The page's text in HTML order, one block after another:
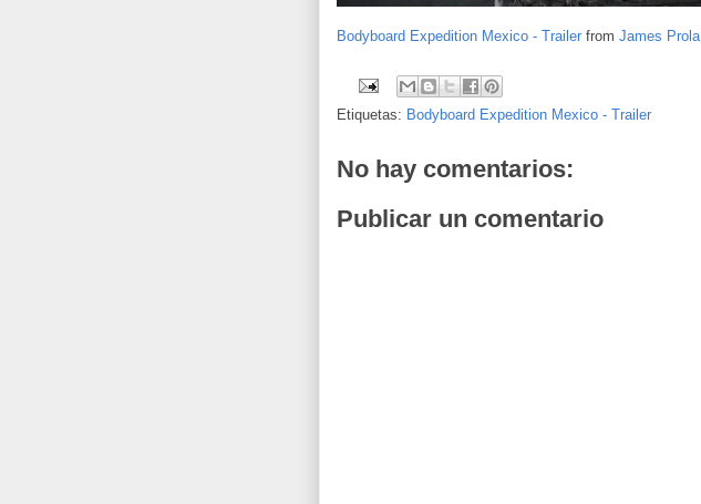
Bodyboard Expedition Mexico - Trailer from James Prola
Etiquetas: Bodyboard Expedition Mexico - Trailer
No hay comentarios:
Publicar un comentario